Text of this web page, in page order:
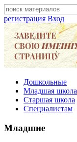
регистрация Вход
Дошкольные
Младшая школа
Старшая школа
Специалистам
Младшие